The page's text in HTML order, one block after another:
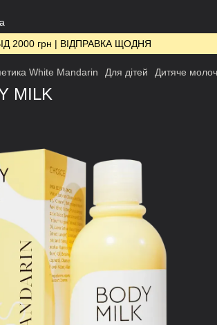
2000 грн | ВІДПРАВКА ЩОДНЯ
White Mandarin Для дітей Дитяче
MILK